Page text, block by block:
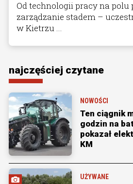
Od technologii pracy na polu
zarządzanie stadem –
w Kietrzu ...
najczęściej czytane
NOWOŚCI
Ten ciągnik
godzin na
pokazał
KM
UŻYWANE